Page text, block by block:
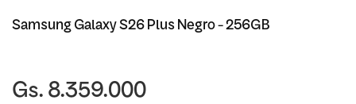
Samsung Galaxy S26 Plus Negro - 256GB
Gs. 8.359.000